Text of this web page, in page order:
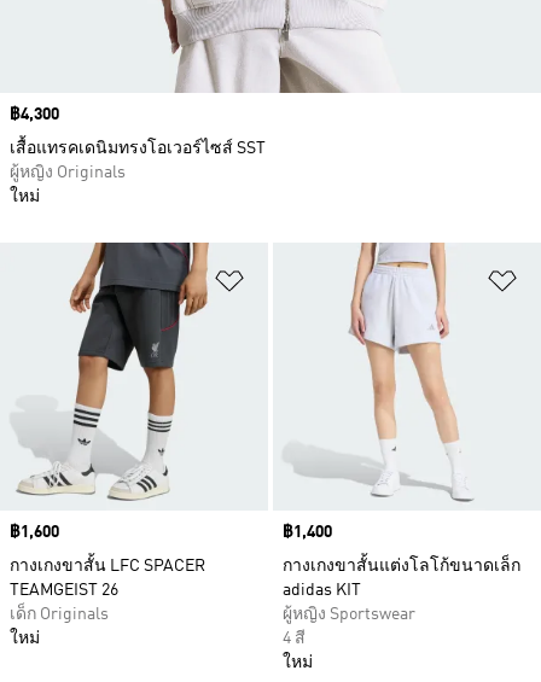
เพิ่มไปยังรายการสินค้าโปรด
Price
฿1,600
กางเกงขาสั้น LFC SPACER
TEAMGEIST 26
เด็ก Originals
ใหม่
Price
฿1,400
กางเกงขาสั้นแต่งโลโก้ขนาดเล็ก
adidas KIT
ผู้หญิง Sportswear
4 สี
ใหม่
Price
฿4,300
เสื้อแทรคเดนิมทรงโอเวอร์ไซส์ SST
ผู้หญิง Originals
ใหม่